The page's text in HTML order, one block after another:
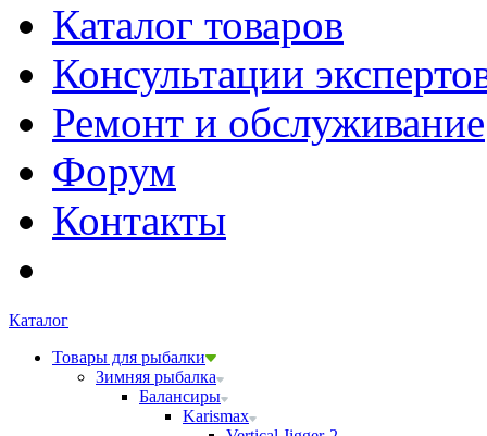
Каталог товаров
Консультации
Ремонт и обслуживание
Форум
Контакты
Каталог
Товары для рыбалки
Зимняя рыбалка
Балансиры
Karismax